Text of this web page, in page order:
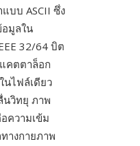
บบ ASCII ซึ่ง
มูลใน
32/64 บิต
คตตาล็อก
นไฟล์เดียว
นวิทยุ ภาพ
ความเข้ม
างกายภาพ